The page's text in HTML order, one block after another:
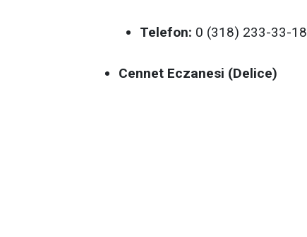
Telefon: 0 (318) 233-33-18
Cennet Eczanesi (Delice)